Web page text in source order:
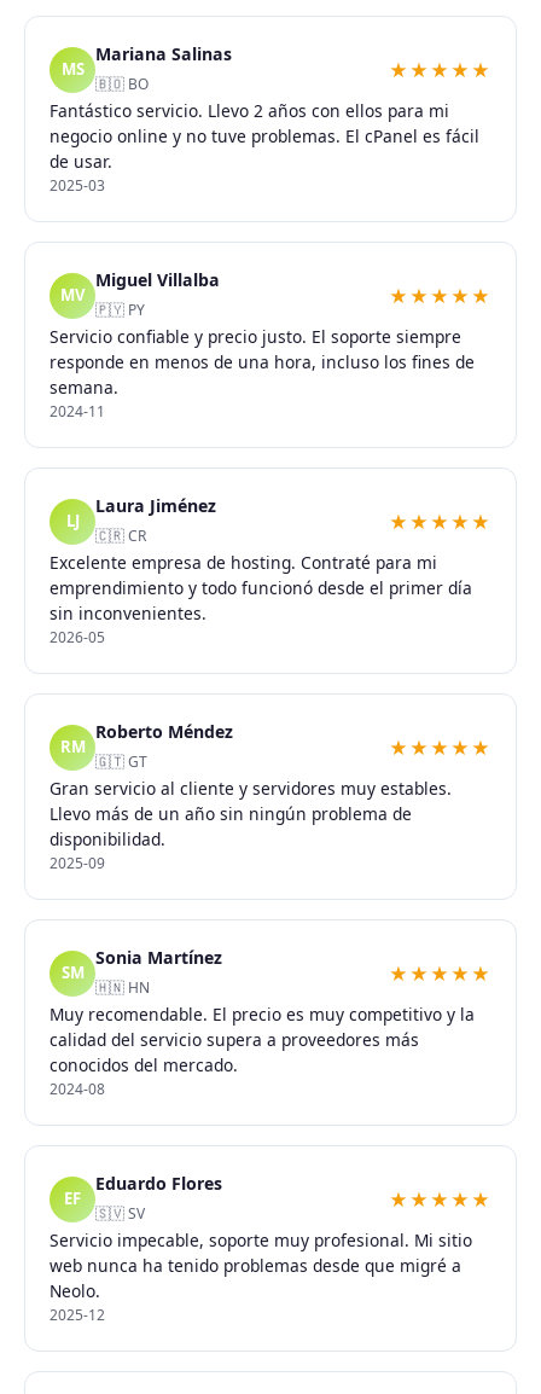
MS
Mariana Salinas
🇧🇴 BO
★★★★★
Fantástico servicio. Llevo 2 años con ellos para mi
negocio online y no tuve problemas. El cPanel es fácil
de usar.
2025-03
MV
Miguel Villalba
🇵🇾 PY
★★★★★
Servicio confiable y precio justo. El soporte siempre
responde en menos de una hora, incluso los fines de
semana.
2024-11
LJ
Laura Jiménez
🇨🇷 CR
★★★★★
Excelente empresa de hosting. Contraté para mi
emprendimiento y todo funcionó desde el primer día
sin inconvenientes.
2026-05
RM
Roberto Méndez
🇬🇹 GT
★★★★★
Gran servicio al cliente y servidores muy estables.
Llevo más de un año sin ningún problema de
disponibilidad.
2025-09
SM
Sonia Martínez
🇭🇳 HN
★★★★★
Muy recomendable. El precio es muy competitivo y la
calidad del servicio supera a proveedores más
conocidos del mercado.
2024-08
EF
Eduardo Flores
🇸🇻 SV
★★★★★
Servicio impecable, soporte muy profesional. Mi sitio
web nunca ha tenido problemas desde que migré a
Neolo.
2025-12